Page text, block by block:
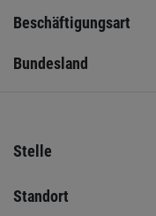
Beschäftigungsart
Bundesland
Stelle
Standort